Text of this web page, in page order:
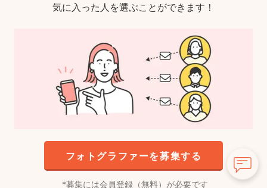
気に入った人を選ぶことができます！
フォトグラファーを募集する
募集には会員登録（無料）が必要です